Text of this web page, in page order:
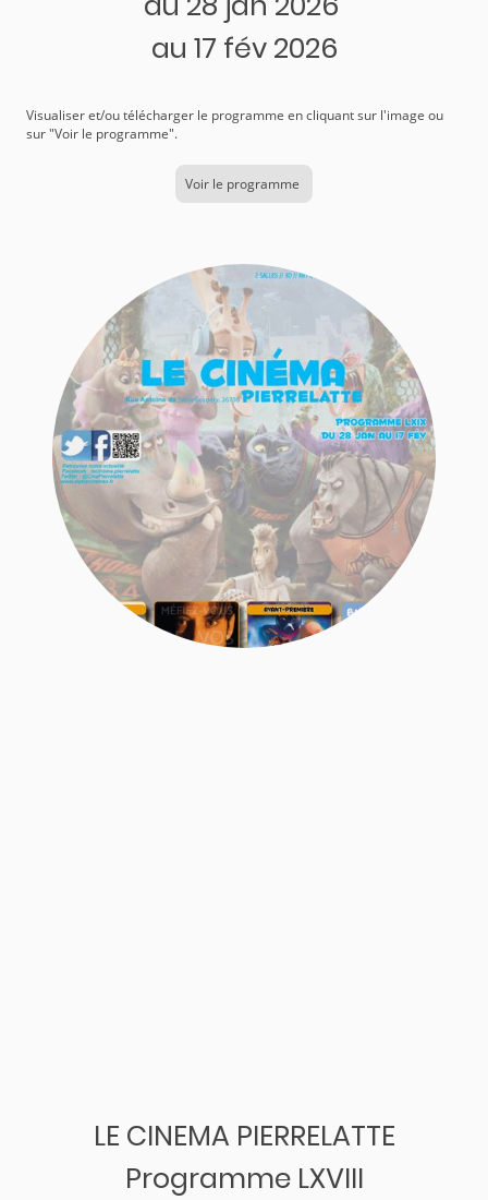
au 17 fév 2026
Visualiser et/ou télécharger le programme en cliquant sur l'image ou
sur "Voir le programme".
Voir le programme
LE CINEMA PIERRELATTE
Programme LXVIII